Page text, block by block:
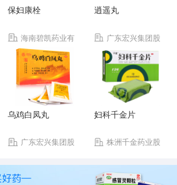
保妇康栓
海南碧凯药业有
限公司
逍遥丸
广东宏兴集团股
份有限公司宏兴制药
乌鸡白凤丸
广东宏兴集团股
厂
妇科千金片
株洲千金药业股